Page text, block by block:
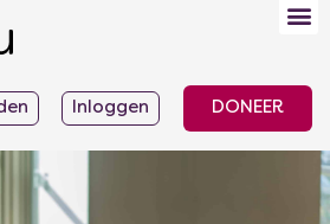
Inloggen DONEER